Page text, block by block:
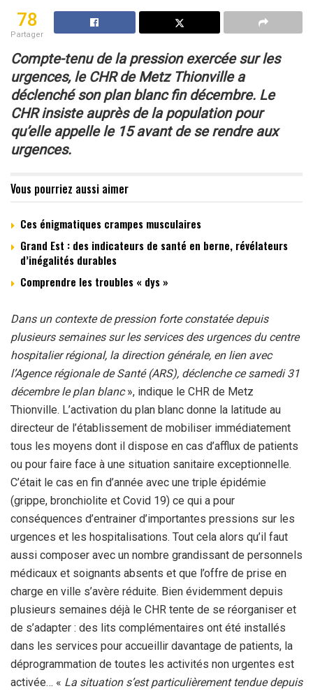
78
Partager
Compte-tenu de la pression exercée sur les
urgences, le CHR de Metz Thionville a
déclenché son plan blanc fin décembre. Le
CHR insiste auprès de la population pour
qu’elle appelle le 15 avant de se rendre aux
urgences.
Vous pourriez aussi aimer
Ces énigmatiques crampes musculaires
Grand Est : des indicateurs de santé en berne, révélateurs
d’inégalités durables
Comprendre les troubles « dys »
Dans un contexte de pression forte constatée depuis
plusieurs semaines sur les services des urgences du centre
hospitalier régional, la direction générale, en lien avec
l’Agence régionale de Santé (ARS), déclenche ce samedi 31
décembre le plan blanc», indique le CHR de Metz
Thionville. L’activation du plan blanc donne la latitude au
directeur de l’établissement de mobiliser immédiatement
tous les moyens dont il dispose en cas d’afflux de patients
ou pour faire face à une situation sanitaire exceptionnelle.
C’était le cas en fin d’année avec une triple épidémie
(grippe, bronchiolite et Covid 19) ce qui a pour
conséquences d’entrainer d’importantes pressions sur les
urgences et les hospitalisations. Tout cela alors qu’il faut
aussi composer avec un nombre grandissant de personnels
médicaux et soignants absents et que l’offre de prise en
charge en ville s’avère réduite. Bien évidemment depuis
plusieurs semaines déjà le CHR tente de se réorganiser et
de s’adapter : des lits complémentaires ont été installés
dans les services pour accueillir davantage de patients, la
déprogrammation de toutes les activités non urgentes est
activée… « La situation s’est particulièrement tendue depuis